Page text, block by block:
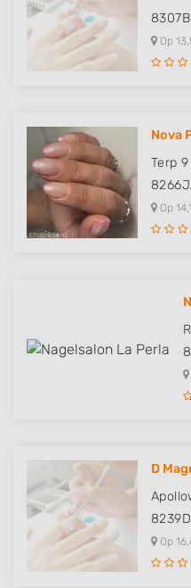
Op
Nova
Terp 9
Op
D
Op